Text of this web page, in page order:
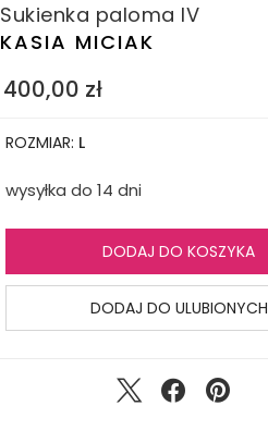
Sukienka paloma IV
KASIA MICIAK
400,00 zł
ROZMIAR: L
wysyłka do 14 dni
DODAJ DO KOSZYKA
DODAJ DO ULUBIONYCH